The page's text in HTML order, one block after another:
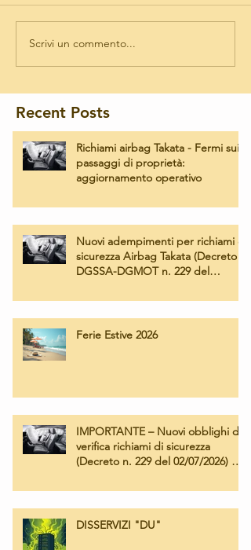
Scrivi un commento...
Recent Posts
Richiami airbag Takata - Fermi sui
passaggi di proprietà:
aggiornamento operativo
Nuovi adempimenti per richiami di
sicurezza Airbag Takata (Decreto
DGSSA-DGMOT n. 229 del
applicate
Ferie Estive 2026
IMPORTANTE – Nuovi obblighi di
verifica richiami di sicurezza
(Decreto n. 229 del 02/07/2026) e
DISSERVIZI "DU"